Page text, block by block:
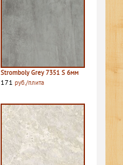
Stromboly Grey 7351 S 6мм
171 руб./плита